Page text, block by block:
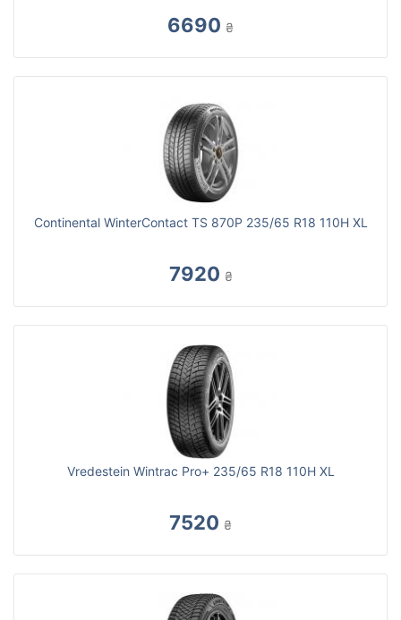
6690 ₴
Continental WinterContact TS 870P 235/65 R18 110H XL
7920 ₴
Vredestein Wintrac Pro+ 235/65 R18 110H XL
7520 ₴